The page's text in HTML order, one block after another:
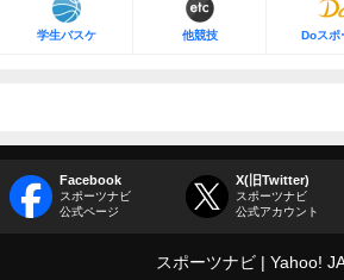
学生バスケ 他競技 Doスポ
Facebook
スポーツナビ
公式ページ
X(旧Twitter)
スポーツナビ
公式アカウント
スポーツナビ Yahoo!